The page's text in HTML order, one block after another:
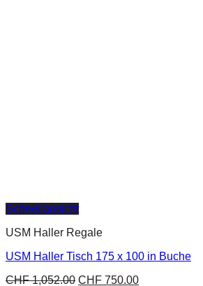
Schnellansicht
USM Haller Regale
USM Haller Tisch 175 x 100 in Buche
CHF1,052.00 CHF 750.00